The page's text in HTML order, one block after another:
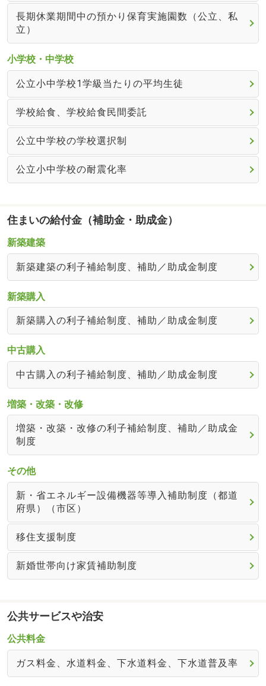
長期休業期間中の預かり保育実施園数（公立、私
立）
小学校・中学校
公立小中学校1学級当たりの平均生徒
学校給食、学校給食民間委託
公立中学校の学校選択制
公立小中学校の耐震化率
住まいの給付金（補助金・助成金）
新築建築
新築建築の利子補給制度、補助／助成金制度
新築購入
新築購入の利子補給制度、補助／助成金制度
中古購入
中古購入の利子補給制度、補助／助成金制度
増築・改築・改修
増築・改築・改修の利子補給制度、補助／助成金
制度
その他
新・省エネルギー設備機器等導入補助制度（都道
府県）（市区）
移住支援制度
新婚世帯向け家賃補助制度
公共サービスや治安
公共料金
ガス料金、水道料金、下水道料金、下水道普及率